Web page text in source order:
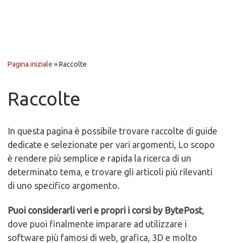
Pagina iniziale »Raccolte
Raccolte
In questa pagina è possibile trovare raccolte di guide
dedicate e selezionate per vari argomenti, Lo scopo
è rendere più semplice e rapida la ricerca di un
determinato tema, e trovare gli articoli più rilevanti
di uno specifico argomento.
Puoi considerarli veri e propri i corsi by BytePost,
dove puoi finalmente imparare ad utilizzare i
software più famosi di web, grafica, 3D e molto